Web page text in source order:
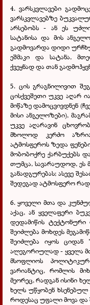
4. ვარსკვლავები
ვარსკვლავებზე
არსებობს - ან ეს
სატანისა და მის
გადმოვარდა დიდი
ეშმაკი და სატანა,
ქვეყნად და თან
5. ცის გრაგნილივით
ცისქვეშეთი უკვე აღარ
მიწაზე დამოცვივდნენ
მისი ანგელოზები),
უკვე აღარავინ
მხოლოდ კერძო
ატმოსფეროს ზედა
მობობოქრე ქარბუქებს
თუმცა, სავარაუდოდ, ეს
განადგურებას; ასევე
შედეგად ატმოსფერო
6. ყოველი მთა და
აქაც, ან ყველაფერი
დედამიწის ტექტონური
შეიძლება მოხდეს
შეიძლება იყოს ციდან
ალეგორიულად - ყველა
მსოფლიოს
ვარიანტიც, რომლის
მეორეც, რადგან ისინი
ხელს უწყობენ ხსენებულ
როდესაც უფალი მოვა და